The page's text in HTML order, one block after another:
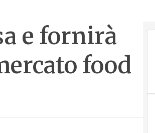
e fornirà
food